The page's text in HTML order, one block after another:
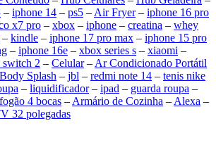
– iphone 14 – ps5 – Air Fryer– iphone 16 pro
x7 pro – xbox – iphone – creatina – whey
– kindle – iphone 17 pro max – iphone 15 pro
– iphone 16e – xbox series s – xiaomi –
switch 2 – Celular– Ar Condicionado Portátil
Body Splash – jbl – redmi note 14 – tenis nike
– liquidificador– ipad – guarda roupa –
fogão 4 bocas – Armário de Cozinha – Alexa –
32 polegadas